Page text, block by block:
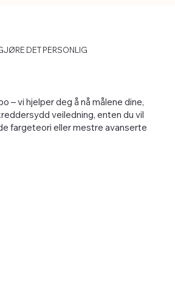
DET PERSONLIG
– vi hjelper deg å nå målene dine,
veiledning, enten du vil
fargeteori eller mestre avanserte